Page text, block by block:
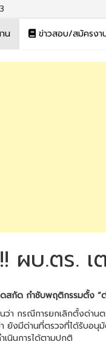
น ข่าวสอบ/สมัครงา
ผบ.ตร.
กัด กำชับพฤติกรรมตั้ง “ด่
ว่า กรณีการยกเลิกตั้งด่า
ยังมีด่านที่ตรวจที่ได้รับอ
นินการได้ตามปกติ